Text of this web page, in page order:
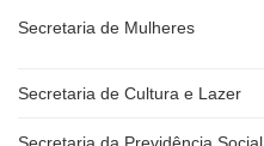
Secretaria de Mulheres
Secretaria de Cultura e Lazer